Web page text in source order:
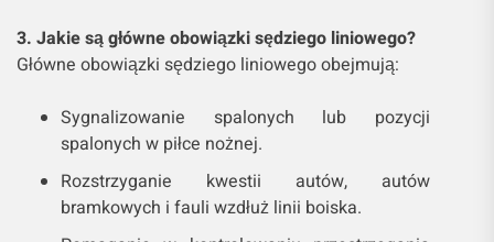
3. Jakie są główne obowiązki sędziego liniowego?
Główne obowiązki sędziego liniowego obejmują:
Sygnalizowanie spalonych lub pozycji
spalonych w piłce nożnej.
Rozstrzyganie kwestii autów, autów
bramkowych i fauli wzdłuż linii boiska.